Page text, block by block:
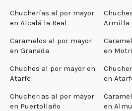
Chucherías al por mayor
en Alcalá la Real
Armilla
Caramelos al por mayor
en Granada
en
Chuches al por mayor en
Atarfe
en
Chucherias al por mayor
en Puertollaño
en